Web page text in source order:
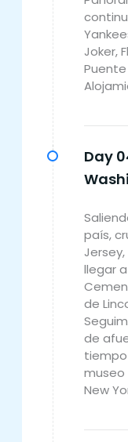
Joker,
Puente
Day
país,
llegar
de
de
tiempo
museo
New